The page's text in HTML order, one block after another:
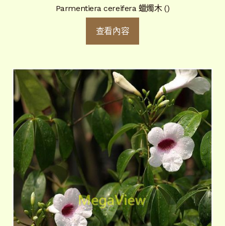
Parmentiera cereifera 蠟燭木 ()
查看內容